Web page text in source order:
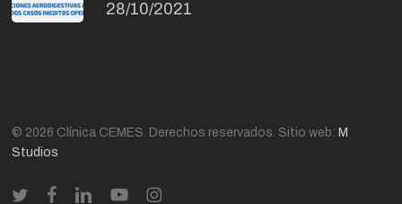
28/10/2021
© 2026 Clínica CEMES. Derechos reservados. Sitio web: M
Studios
twitterfacebook
linkedinyoutubeinstagram